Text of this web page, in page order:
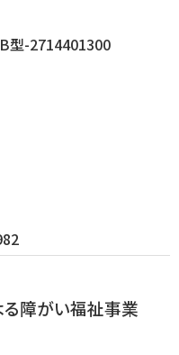
型-2714401300
障がい福祉事業